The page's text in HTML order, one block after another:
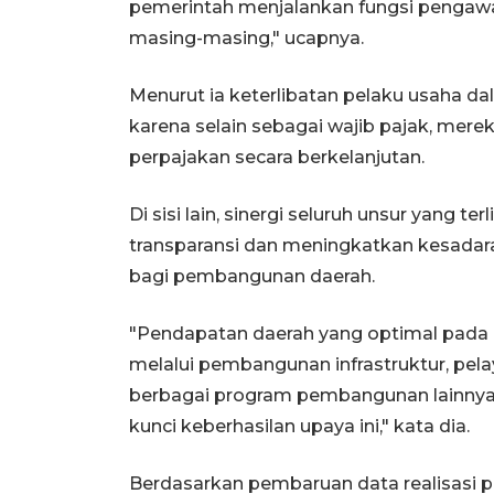
pemerintah menjalankan fungsi
masing-masing," ucapnya.
Menurut ia keterlibatan pelaku usaha
karena selain sebagai wajib pajak,
perpajakan secara berkelanjutan.
Di sisi lain, sinergi seluruh unsur yang
transparansi dan meningkatkan
bagi pembangunan daerah.
"Pendapatan daerah yang optimal
melalui pembangunan infrastruktur,
berbagai program pembangunan
kunci keberhasilan upaya ini," kata dia.
Berdasarkan pembaruan data realisasi